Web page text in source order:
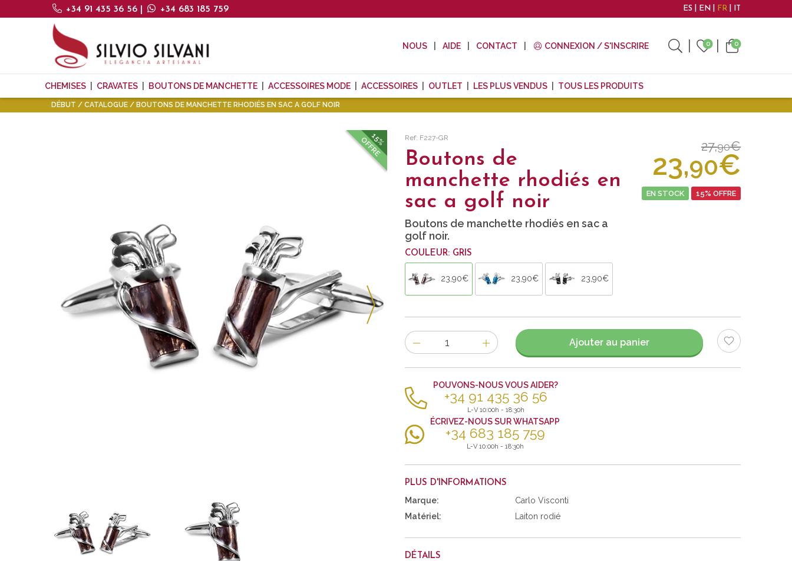
+34 91 435 36 56 +34 683 185 759 ES EN FR IT
NOUS AIDE CONTACT CONNEXION / S'INSCRIRE 0 0
CHEMISES CRAVATES BOUTONS DE MANCHETTE ACCESSOIRES MODE ACCESSOIRES OUTLET LES PLUS VENDUS TOUS LES PRODUITS
DÉBUT CATALOGUE BOUTONS DE MANCHETTE RHODIÉS EN SAC A GOLF NOIR
15%
OFFRE Ref: F227-GR
Boutons de
manchette rhodiés en
sac a golf noir
Boutons de manchette rhodiés en sac a
golf noir.
27,90€
23,90€
EN STOCK 15% OFFRE
COULEUR: GRIS
23,90€ 23,90€ 23,90€
Nombre
d'items
Ajouter au panier
POUVONS-NOUS VOUS AIDER?
+34 91 435 36 56
L-V 10:00h - 18:30h
ÉCRIVEZ-NOUS SUR WHATSAPP
+34 683 185 759
L-V 10:00h - 18:30h
PLUS D'INFORMATIONS
Marque:
Carlo Visconti
Matériel:
Laiton rodié
DÉTAILS